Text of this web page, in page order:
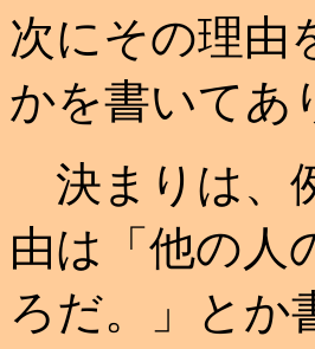
次にその理由
かを書いてあ
決まりは、
由は「他の人
ろだ。」とか